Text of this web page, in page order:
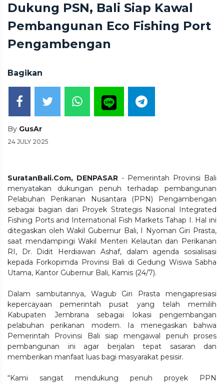
Dukung PSN, Bali Siap Kawal
Pembangunan Eco Fishing Port
Pengambengan
Bagikan
By GusAr
24 JULY 2025
SuratanBali.Com, DENPASAR - Pemerintah Provinsi Bali
menyatakan dukungan penuh terhadap pembangunan
Pelabuhan Perikanan Nusantara (PPN) Pengambengan
sebagai bagian dari Proyek Strategis Nasional Integrated
Fishing Ports and International Fish Markets Tahap I. Hal ini
ditegaskan oleh Wakil Gubernur Bali, I Nyoman Giri Prasta,
saat mendampingi Wakil Menteri Kelautan dan Perikanan
RI, Dr. Didit Herdiawan Ashaf, dalam agenda sosialisasi
kepada Forkopimda Provinsi Bali di Gedung Wiswa Sabha
Utama, Kantor Gubernur Bali, Kamis (24/7).
Dalam sambutannya, Wagub Giri Prasta mengapresiasi
kepercayaan pemerintah pusat yang telah memilih
Kabupaten Jembrana sebagai lokasi pengembangan
pelabuhan perikanan modern. Ia menegaskan bahwa
Pemerintah Provinsi Bali siap mengawal penuh proses
pembangunan ini agar berjalan tepat sasaran dan
memberikan manfaat luas bagi masyarakat pesisir.
“Kami sangat mendukung penuh proyek PPN